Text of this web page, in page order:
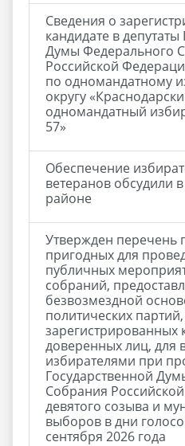
Сведения о
кандидате в
Думы Федерального
Российской
по одномандатному
округу
одномандатный
57»
Обеспечение
ветеранов обсудили
районе
Утвержден
пригодных для
публичных
собраний,
безвозмездной
политических партий,
зарегистрированных
доверенных лиц, для
избирателями при
Государственной
Собрания
девятого созыва и
выборов в дни
сентября 2026 года